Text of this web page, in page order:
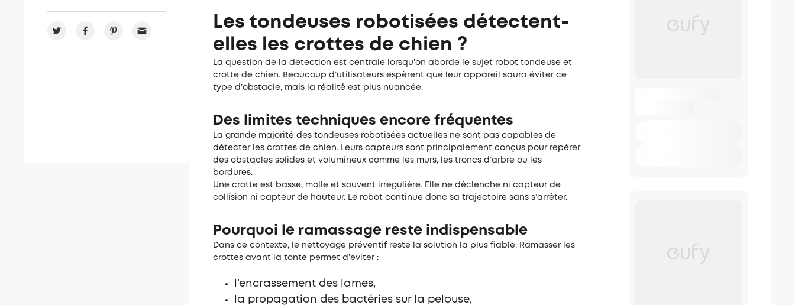
Les tondeuses robotisées détectent-
elles les crottes de chien ?
La question de la détection est centrale lorsqu’on aborde le sujet robot tondeuse et
crotte de chien. Beaucoup d’utilisateurs espèrent que leur appareil saura éviter ce
type d’obstacle, mais la réalité est plus nuancée.
Des limites techniques encore fréquentes
La grande majorité des tondeuses robotisées actuelles ne sont pas capables de
détecter les crottes de chien. Leurs capteurs sont principalement conçus pour repérer
des obstacles solides et volumineux comme les murs, les troncs d’arbre ou les
bordures.
Une crotte est basse, molle et souvent irrégulière. Elle ne déclenche ni capteur de
collision ni capteur de hauteur. Le robot continue donc sa trajectoire sans s’arrêter.
Pourquoi le ramassage reste indispensable
Dans ce contexte, le nettoyage préventif reste la solution la plus fiable. Ramasser les
crottes avant la tonte permet d’éviter :
l’encrassement des lames,
la propagation des bactéries sur la pelouse,